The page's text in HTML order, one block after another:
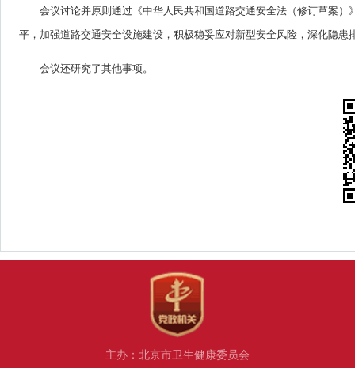
会议讨论并原则通过《中华人民共和国道路交通安全法（修订草案
平，加强道路交通安全设施建设，积极稳妥应对新型安全风险，深化隐
会议还研究了其他事项。
主办：北京市卫生健康委员会